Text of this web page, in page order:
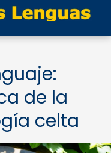
de la
celta